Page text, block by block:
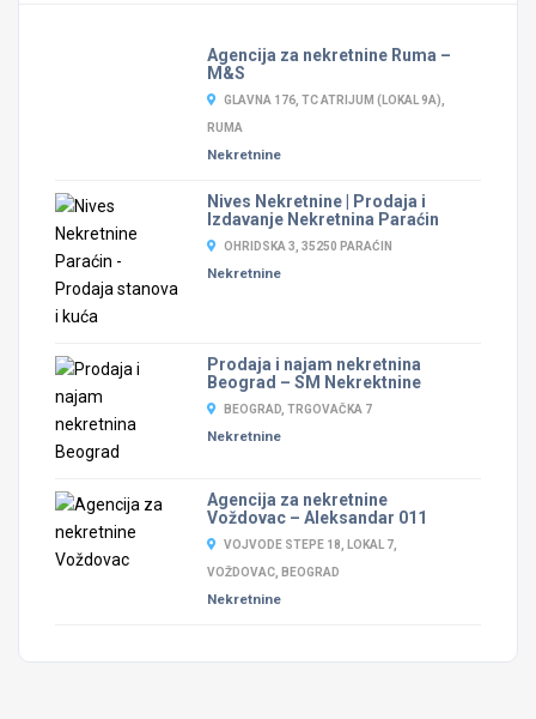
Agencija za nekretnine Ruma –
M&S
GLAVNA 176, TC ATRIJUM (LOKAL 9A),
RUMA
Nekretnine
Nives Nekretnine | Prodaja i
Izdavanje Nekretnina Paraćin
OHRIDSKA 3, 35250 PARAĆIN
Nekretnine
Prodaja i najam nekretnina
Beograd – SM Nekrektnine
BEOGRAD, TRGOVAČKA 7
Nekretnine
Agencija za nekretnine
Voždovac – Aleksandar 011
VOJVODE STEPE 18, LOKAL 7,
VOŽDOVAC, BEOGRAD
Nekretnine